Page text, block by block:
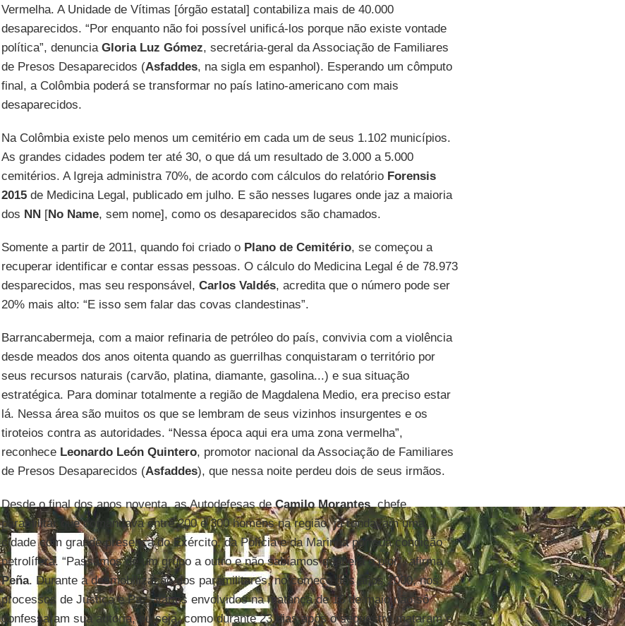
Vermelha. A Unidade de Vítimas [órgão estatal] contabiliza mais de 40.000
desaparecidos. “Por enquanto não foi possível unificá-los porque não existe vontade
política”, denuncia Gloria Luz Gómez, secretária-geral da Associação de Familiares
de Presos Desaparecidos (Asfaddes, na sigla em espanhol). Esperando um cômputo
final, a Colômbia poderá se transformar no país latino-americano com mais
desaparecidos.
Na Colômbia existe pelo menos um cemitério em cada um de seus 1.102 municípios.
As grandes cidades podem ter até 30, o que dá um resultado de 3.000 a 5.000
cemitérios. A Igreja administra 70%, de acordo com cálculos do relatório Forensis
2015de Medicina Legal, publicado em julho. E são nesses lugares onde jaz a maioria
dos NN[No Name, sem nome], como os desaparecidos são chamados.
Somente a partir de 2011, quando foi criado o Plano de Cemitério, se começou a
recuperar identificar e contar essas pessoas. O cálculo do Medicina Legal é de 78.973
desparecidos, mas seu responsável, Carlos Valdés, acredita que o número pode ser
20% mais alto: “E isso sem falar das covas clandestinas”.
Barrancabermeja, com a maior refinaria de petróleo do país, convivia com a violência
desde meados dos anos oitenta quando as guerrilhas conquistaram o território por
seus recursos naturais (carvão, platina, diamante, gasolina...) e sua situação
estratégica. Para dominar totalmente a região de Magdalena Medio, era preciso estar
lá. Nessa área são muitos os que se lembram de seus vizinhos insurgentes e os
tiroteios contra as autoridades. “Nessa época aqui era uma zona vermelha”,
reconhece Leonardo León Quintero, promotor nacional da Associação de Familiares
de Presos Desaparecidos (Asfaddes), que nessa noite perdeu dois de seus irmãos.
Desde o final dos anos noventa, as Autodefesas deCamilo Morantes, chefe
paramilitar que comandava entre 200 e 300 homens na região, já rondavam uma
cidade com grande presença do Exército, da Polícia e da Marinha por sua condição
petrolífera. “Passamos de um grupo a outro e não sabíamos qual era o pior”, afirma
Peña. Durante a desmobilização dos paramilitares, no começo dos anos 2000, nos
processos de Justiça e Paz, vários envolvidos na matança de 16 de maio não só
confessaram sua autoria, ou seja, como durante 23 dias após o sequestro mataram e